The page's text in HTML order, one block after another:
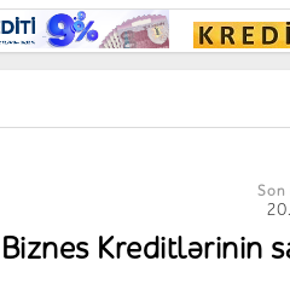
Son
Kreditlərinin